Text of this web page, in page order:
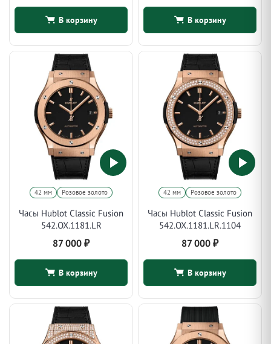
В корзину В корзину
42 мм Розовое золото
Часы Hublot Classic Fusion
542.OX.1181.LR
87 000 ₽
В корзину
42 мм Розовое золото
Часы Hublot Classic Fusion
542.OX.1181.LR.1104
87 000 ₽
В корзину